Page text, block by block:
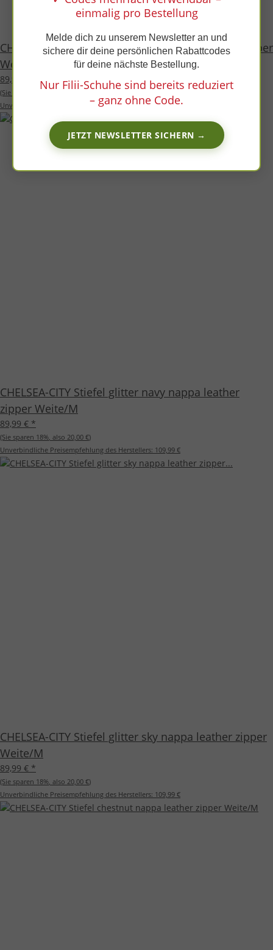
CHELSEA-CITY Stiefel multi. rose nappa leather zipper
Weite/M
89,99 €
(Sie sparen
Unverbindliche Preisempfehlung des Herstellers: 109,99 €
CHELSEA-CITY Stiefel glitter navy nappa leather
zipper Weite/M
89,99 € *
(Sie sparen 18%, also 20,00 €)
Unverbindliche Preisempfehlung des Herstellers: 109,99 €
CHELSEA-CITY Stiefel glitter sky nappa leather zipper
Weite/M
89,99 € *
(Sie sparen 18%, also 20,00 €)
Unverbindliche Preisempfehlung des Herstellers: 109,99 €
einmalig pro Bestellung
Melde dich zu unserem Newsletter an und
sichere dir deine persönlichen Rabattcodes
für deine nächste Bestellung.
Nur Filii-Schuhe sind bereits reduziert
– ganz ohne Code.
JETZT NEWSLETTER SICHERN →